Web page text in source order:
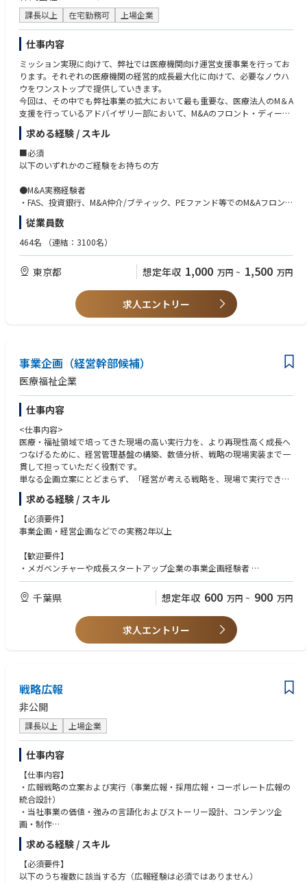
課長以上 在宅勤務可 上場企業
仕事内容
ミッション実現に向けて、弊社では医療機関向け運営支援事業を行ってお
ります。それぞれの医療機関の経営的成長最大化に向けて、必要なノウハ
ウをワンストップで提供していきます。
今回は、その中でも弊社事業の拡大において最も重要な、医療法人のM＆A
支援を行っているアドバイザリー部において、M&Aのフロント・ディール
をご担当いただける方を募集しております。※支援だけでなく、自社のM
&Aに携わる機会もあります。
【部門紹介NOTE】https://note.com/cuc_com/n/n755d19a40de3
【お任せする主な業務内容】
医療・ヘルスケア領域におけるM&A業務全般を担当いただきます。
・企業価値評価、投資検討
・DDの統括、外部専門家との連携
・契約交渉、クロージング支援
※案件全体に一貫して関与できます
マーケット規模は現在43兆円、数年ののちには約60兆円にものぼるという
成長産業、かつ社会貢献性の高い事業を自ら生み出す機会の多さ・面白さ
を肌身で感じることができること
求める経験 / スキル
■必須
以下のいずれかのご経験をお持ちの方
●M&A実務経験者
・FAS、投資銀行、M&A仲介/ブティック、PEファンド等でのM&Aフロント
業務経験（目安3〜5年以上）
・事業会社（経営企画部門など）におけるM&A・投資案件の主導経験
・公認会計士、税理士等の資格保有者（またはそれに準ずる知見）であ
り、監査法人やFAS等で財務DDやバリュエーション業務の実務経験をお持
■歓迎スキル・経験
の経験
従業員数
464名 （連結：3100名）
東京都 想定年収 1,000 万円 ~ 1,500 万円
求人エントリー
事業企画（経営幹部候補）
医療福祉企業
仕事内容
<仕事内容>
医療・福祉領域で培ってきた現場の高い実行力を、より再現性高く成長へ
つなげるために、経営管理基盤の構築、数値分析、戦略の現場実装まで一
貫して担っていただく役割です。
単なる企画立案にとどまらず、「経営が考える戦略を、現場で実行できる
形に翻訳すること」、また「現場で起きていることを数字と構造で捉え、
経営判断につなげること」がミッションです。
・経営管理基盤の構築
・現場への 「戦略翻訳」 と遂行現場への 「戦略翻訳」 と遂行
・事業責任者と連携した、業務改善・運営体制の最適化
<ポイント>
・事業承継 PMIへの挑戦
最終的には、100億円規模の複数事業を横断的に牽引。投資配分や事業再
編を経営陣と議論する「真のカウンターパート」を目指します。
・提供できる「打席」の大きさ
この規模のP/L責任と投資判断に関わる経験は、市場価値を圧倒的に伸ば
せます。
求める経験 / スキル
【必須要件】
事業企画・経営企画などでの実務2年以上
【歓迎要件】
・メガベンチャーや成長スタートアップ企業の事業企画経験者
【求める人物像】
・構造把握能力：複雑な事象を要素分解し、ボトルネックを特定できる思
・現場への敬意：専門職の知見を尊重し、ロジックを押し付けるのではな
く「共創」できる人間性
千葉県 想定年収 600 万円 ~ 900 万円
求人エントリー
戦略広報
非公開
課長以上 上場企業
仕事内容
【仕事内容】
・広報戦略の立案および実行（事業広報・採用広報・コーポレート広報の
統合設計）
・当社事業の価値・強みの言語化およびストーリー設計、コンテンツ企
画・制作
・採用広報の企画・推進（ターゲット設計、コンテンツ設計、導線設計）
・メディアリレーションの構築および露出機会の創出、広報施策のKPI設
計・効果検証
・社内外の関係者を巻き込んだ広報プロジェクトの推進および経営へのレ
求める経験 / スキル
【必須要件】
以下のうち複数に該当する方（広報経験は必須ではありません）